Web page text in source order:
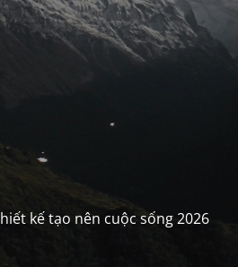
kế tạo nên cuộc sống 2026